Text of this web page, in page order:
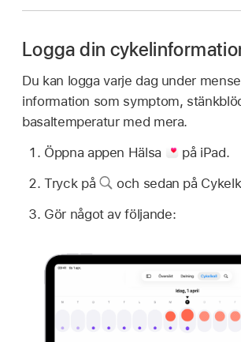
Logga din
Du kan logga varje dag under
information som symptom,
basaltemperatur med mera.
Öppna appen Hälsa
på iPad.
Tryck på
och sedan på
Gör något av följande: